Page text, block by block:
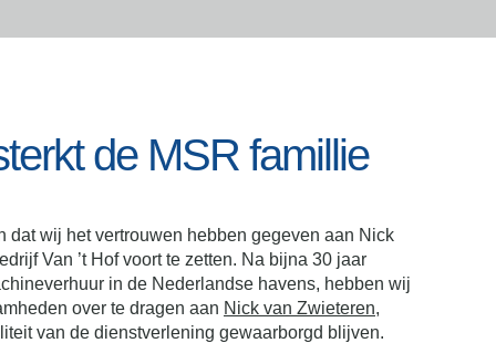
de MSR famillie
dat wij het vertrouwen hebben gegeven aan Nick
Van ’t Hof voort te zetten. Na bijna 30 jaar
in de Nederlandse havens, hebben wij
over te dragen aan Nick van Zwieteren,
van de dienstverlening gewaarborgd blijven.